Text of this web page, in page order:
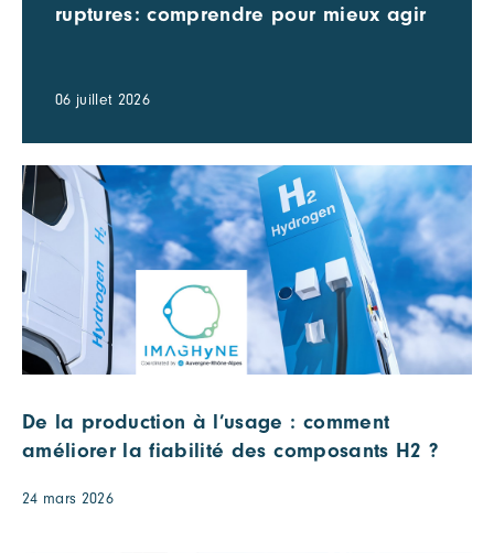
ruptures: comprendre pour mieux agir
06 juillet 2026
De la production à l’usage : comment
améliorer la fiabilité des composants H2 ?
24 mars 2026